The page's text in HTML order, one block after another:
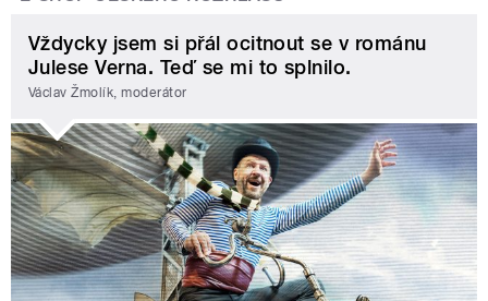
Vždycky jsem si přál ocitnout se v románu
Julese Verna. Teď se mi to splnilo.
Václav Žmolík, moderátor